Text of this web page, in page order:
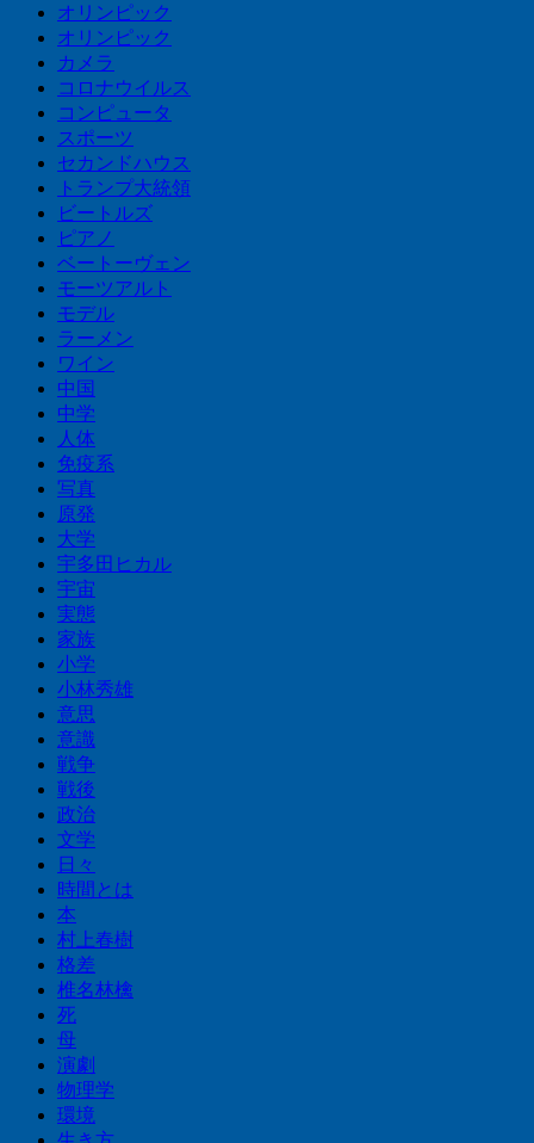
オリンピック
オリンピック
カメラ
コロナウイルス
コンピュータ
スポーツ
セカンドハウス
トランプ大統領
ビートルズ
ピアノ
ベートーヴェン
モーツアルト
モデル
ラーメン
ワイン
中国
中学
人体
免疫系
写真
原発
大学
宇多田ヒカル
宇宙
実態
家族
小学
小林秀雄
意思
意識
戦争
戦後
政治
文学
日々
時間とは
本
村上春樹
格差
椎名林檎
死
母
演劇
物理学
環境